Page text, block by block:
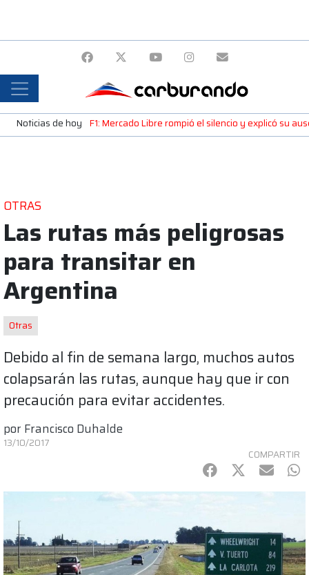
Noticias de hoy F1: Mercado Libre rompió el silencio y explicó su
OTRAS
Las rutas más peligrosas
para transitar en
Argentina
Otras
Debido al fin de semana largo, muchos autos
colapsarán las rutas, aunque hay que ir con
precaución para evitar accidentes.
por Francisco Duhalde
13/10/2017
COMPARTIR
Facebook
Twitter
mail